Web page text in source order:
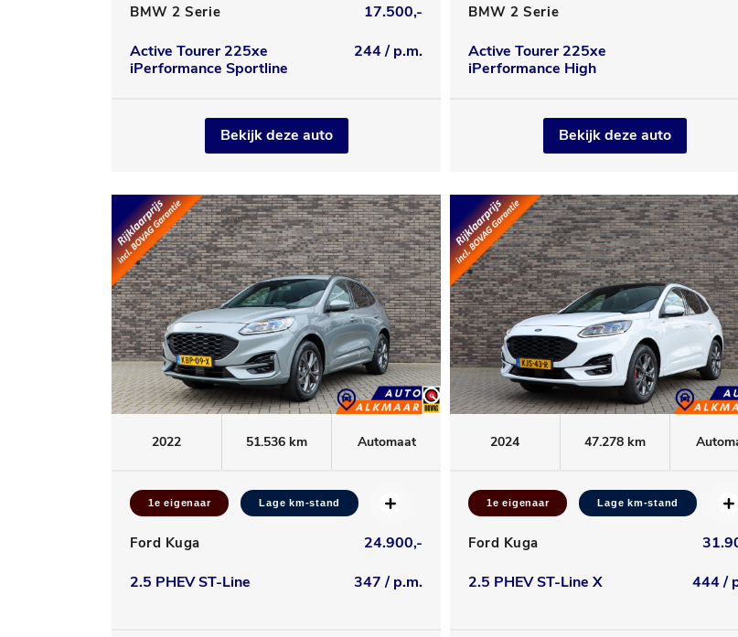
BMW 2 Serie
17.500,-
Active Tourer 225xe
iPerformance Sportline
244 / p.m.
Bekijk deze auto
BMW 2 Serie
Active Tourer 225xe
iPerformance High
Bekijk deze auto
2022 51.536 km Automaat
1e eigenaar Lage km-stand
Ford Kuga
24.900,-
2.5 PHEV ST-Line
347 / p.m.
2024 47.278 km
1e eigenaar Lage km-stand
Ford Kuga
2.5 PHEV ST-Line X
444 /